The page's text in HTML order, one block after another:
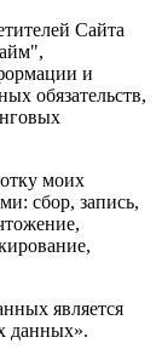
Сайта
и
обязательств,
моих
сбор, запись,
является
данных».